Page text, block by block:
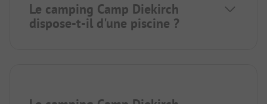
Le camping Camp Diekirch
dispose-t-il d'une piscine ?